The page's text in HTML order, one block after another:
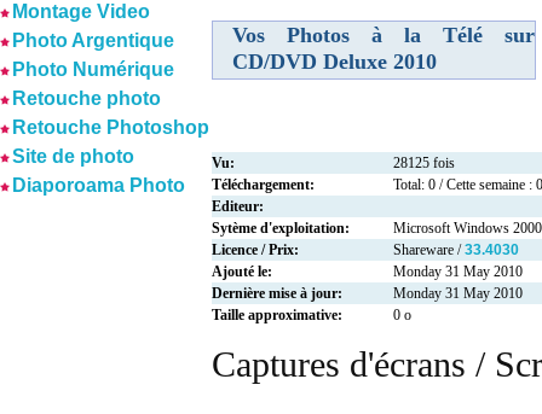
Montage Video
Photo Argentique
Photo Numérique
Retouche photo
Retouche Photoshop
Site de photo
Diaporoama Photo
Vos Photos à la Télé sur
CD/DVD Deluxe 2010
Vu:
28125 fois
Téléchargement:
Total: 0 / Cette semaine : 0
Editeur:
Sytème d'exploitation:
Microsoft Windows
Licence / Prix:
Shareware /33.4030
Ajouté le:
Monday 31 May 2010
Dernière mise à jour:
Monday 31 May 2010
Taille approximative:
0 o
Captures d'écrans /